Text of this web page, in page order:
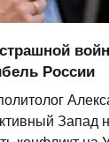
России
Запад